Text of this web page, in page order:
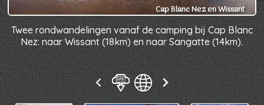
Cap Blanc Nez en Wissant
Twee rondwandelingen vanaf de camping bij Cap Blanc
Nez: naar Wissant (18km) en naar Sangatte (14km).